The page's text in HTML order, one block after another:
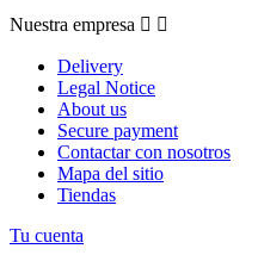
Nuestra empresa  
Delivery
Legal Notice
About us
Secure payment
Contactar con nosotros
Mapa del sitio
Tiendas
Tu cuenta